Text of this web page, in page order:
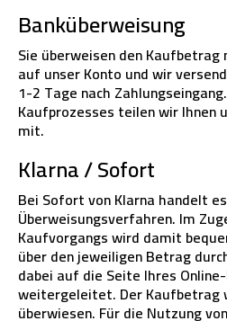
Banküberweisung
Sie überweisen den
auf unser Konto und wir
1-2 Tage nach
Kaufprozesses teilen wir Ihnen
mit.
Klarna / Sofort
Bei Sofort von Klarna handelt
Überweisungsverfahren. Im
Kaufvorgangs wird damit
über den jeweiligen Betrag
dabei auf die Seite Ihres
weitergeleitet. Der Kaufbetrag
überwiesen. Für die Nutzung